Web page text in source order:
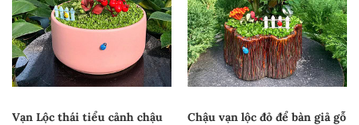
Vạn Lộc thái tiểu cảnh chậu
Chậu vạn lộc đỏ để bàn giả gỗ